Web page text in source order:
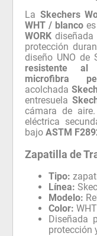
La Skechers
WHT / blanco
WORK diseñada
protección
diseño UNO de
resistente al
microfibra
acolchada
entresuela
cámara de
eléctrica
bajoASTM
Zapatilla de
Tipo:
Línea:
Modelo:
Color:
Diseñada
protección